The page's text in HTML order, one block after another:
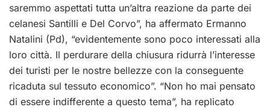
saremmo aspettati tutta un’altra reazione da parte dei
celanesi Santilli e Del Corvo”, ha affermato Ermanno
Natalini (Pd), “evidentemente sono poco interessati alla
loro città. Il perdurare della chiusura ridurrà l’interesse
dei turisti per le nostre bellezze con la conseguente
ricaduta sul tessuto economico”. “Non ho mai pensato
di essere indifferente a questo tema”, ha replicato